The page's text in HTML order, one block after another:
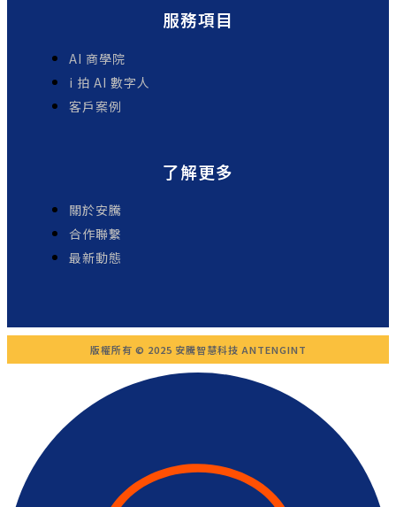
服務項目
AI 商學院
i 拍 AI 數字人
客戶案例
了解更多
關於安騰
合作聯繫
最新動態
版權所有 © 2025 安騰智慧科技 ANTENGINT